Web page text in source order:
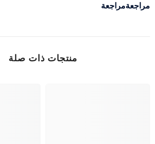
مراجعةمراجعة
منتجات ذات صلة